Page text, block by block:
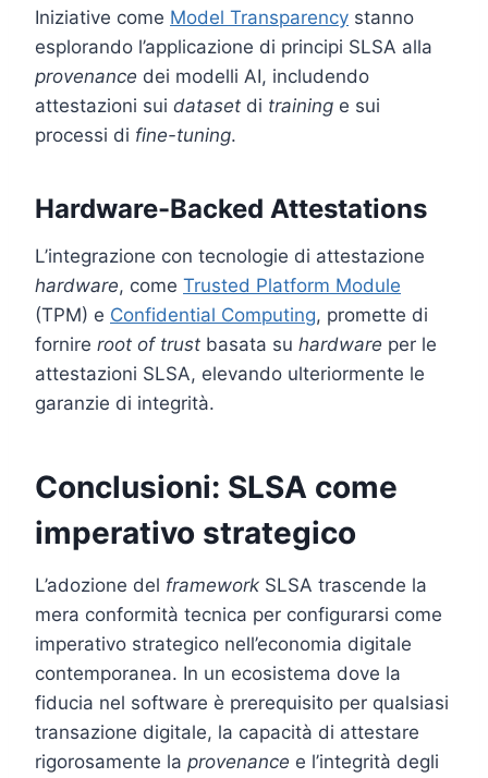
Iniziative come Model Transparency stanno
esplorando l’applicazione di principi SLSA alla
provenance dei modelli AI, includendo
attestazioni sui dataset di training e sui
processi di fine-tuning.
Hardware-Backed Attestations
L’integrazione con tecnologie di attestazione
hardware, come Trusted Platform Module
(TPM) e Confidential Computing, promette di
fornire root of trust basata su hardware per le
attestazioni SLSA, elevando ulteriormente le
garanzie di integrità.
Conclusioni: SLSA come
imperativo strategico
L’adozione del framework SLSA trascende la
mera conformità tecnica per configurarsi come
imperativo strategico nell’economia digitale
contemporanea. In un ecosistema dove la
fiducia nel software è prerequisito per qualsiasi
transazione digitale, la capacità di attestare
rigorosamente la provenance e l’integrità degli